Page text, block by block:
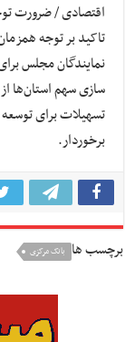
اقتصادی / ضرورت
تاکید بر توجه
نمایندگان مجلس
سازی سهم استان‌ها
تسهیلات برای
برخوردار.
برچسب ها بانک مرکزی